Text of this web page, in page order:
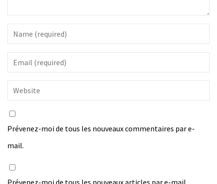
Prévenez-moi de tous les nouveaux commentaires par e-
mail.
Prévenez-moi de tous les nouveaux articles par e-mail.